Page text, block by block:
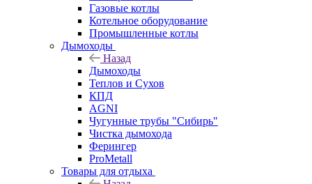
Газовые котлы
Котельное оборудование
Промышленные котлы
Дымоходы
Назад
Дымоходы
Теплов и Сухов
КПД
AGNI
Чугунные трубы "Сибирь"
Чистка дымохода
Ферингер
ProMetall
Товары для отдыха